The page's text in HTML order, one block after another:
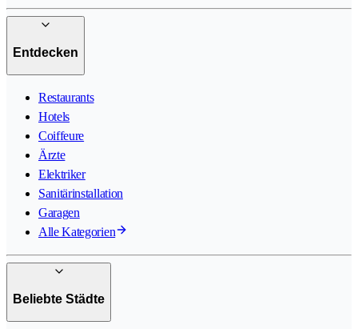
Entdecken
Restaurants
Hotels
Coiffeure
Ärzte
Elektriker
Sanitärinstallation
Garagen
Alle Kategorien
Beliebte Städte